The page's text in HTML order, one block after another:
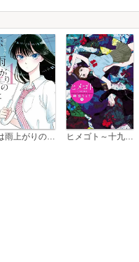
恋は雨上がりのように ヒメゴト～十九歳の制服～